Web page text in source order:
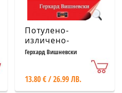
Потулено-
изличено-
забравено! 2022 -
Другият алманах
Герхард Вишневски
13.80 € / 26.99 ЛВ.